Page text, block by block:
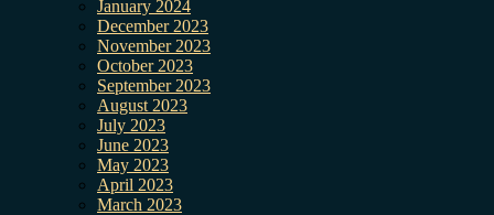
January 2024
December 2023
November 2023
October 2023
September 2023
August 2023
July 2023
June 2023
May 2023
April 2023
March 2023